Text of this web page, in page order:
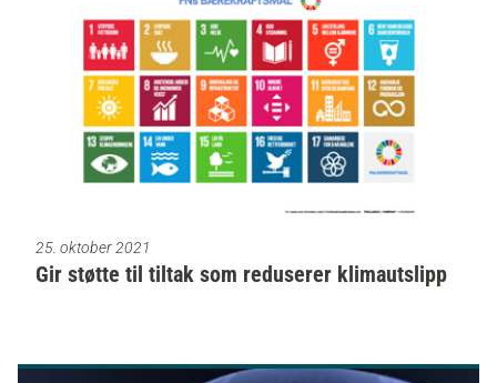
25. oktober 2021
Gir støtte til tiltak som reduserer klimautslipp